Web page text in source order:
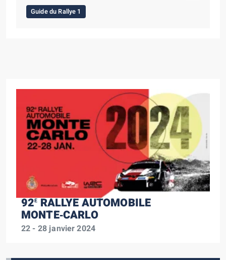
92ERALLYE AUTOMOBILE
MONTE‑CARLO
22 - 28 janvier 2024
Guide du Rallye 1